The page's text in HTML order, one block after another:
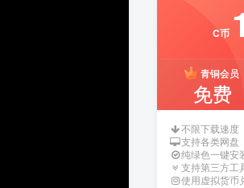
C币
青铜会员
免费
不限下载速度
支持各类网盘
纯绿色一键安
支持第三方工
使用虚拟货币